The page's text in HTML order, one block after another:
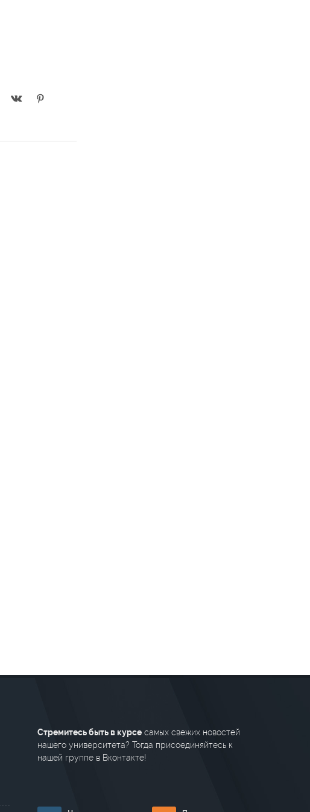
Стремитесь быть в курсе самых свежих новостей
нашего университета? Тогда присоединяйтесь к
нашей группе в Вконтакте!